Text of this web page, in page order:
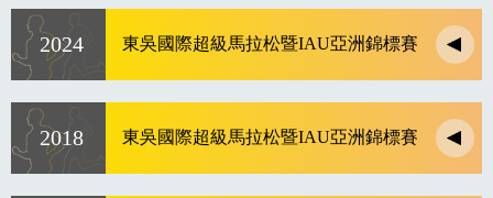
2024 東吳國際超級馬拉松暨IAU亞洲錦標賽
2018 東吳國際超級馬拉松暨IAU亞洲錦標賽